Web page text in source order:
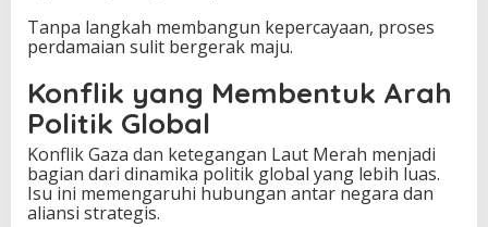
Tanpa langkah membangun kepercayaan, proses
perdamaian sulit bergerak maju.
Konflik yang Membentuk Arah
Politik Global
Konflik Gaza dan ketegangan Laut Merah menjadi
bagian dari dinamika politik global yang lebih luas.
Isu ini memengaruhi hubungan antar negara dan
aliansi strategis.